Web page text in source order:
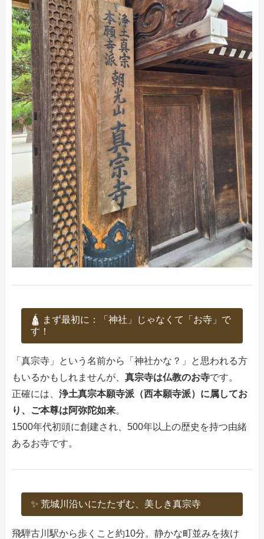
🛕 まず最初に：「神社」じゃなくて「お寺」で
す！
「真宗寺」という名前から「神社かな？」と思われる方
もいるかもしれませんが、 真宗寺は仏教のお寺です。
正確には、 浄土真宗本願寺派（西本願寺派）に属してお
り、ご本尊は阿弥陀如来。
1500年代初頭に創建され、500年以上の歴史を持つ由緒
あるお寺です。
✨ 荒城川沿いにたたずむ、美しき真宗寺
飛騨古川駅から歩くこと約10分。静かな町並みを抜け